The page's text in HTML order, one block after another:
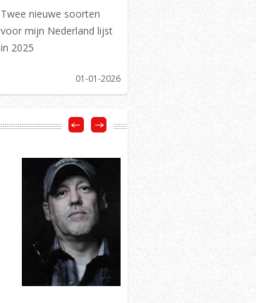
Twee nieuwe soorten
voor mijn Nederland lijst
in 2025
01-01-2026